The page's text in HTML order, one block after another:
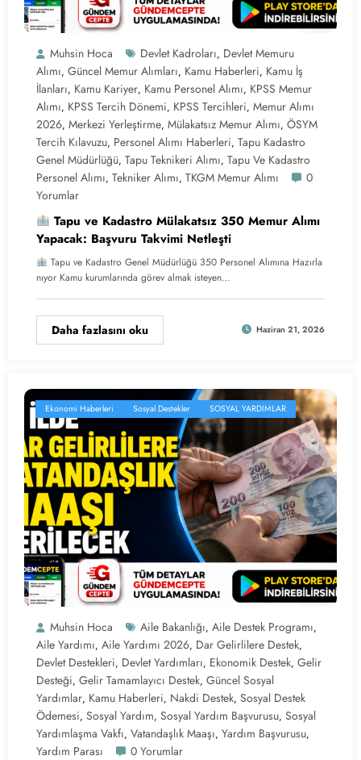
Muhsin Hoca Devlet Kadroları, Devlet Memuru
Alımı, Güncel Memur Alımları, Kamu Haberleri, Kamu İş
İlanları, Kamu Kariyer, Kamu Personel Alımı, KPSS Memur
Alımı, KPSS Tercih Dönemi, KPSS Tercihleri, Memur Alımı
2026, Merkezi Yerleştirme, Mülakatsız Memur Alımı, ÖSYM
Tercih Kılavuzu, Personel Alımı Haberleri, Tapu Kadastro
Genel Müdürlüğü, Tapu Teknikeri Alımı, Tapu Ve Kadastro
Personel Alımı, Tekniker Alımı, TKGM Memur Alımı
0
Yorumlar
Tapu ve Kadastro Mülakatsız 350 Memur Alımı
Yapacak: Başvuru Takvimi Netleşti
Tapu ve Kadastro Genel Müdürlüğü 350 Personel Alımına Hazırla
nıyor Kamu kurumlarında görev almak isteyen…
Daha fazlasını oku Haziran 21, 2026
Ekonomi Haberleri Sosyal Destekler SOSYAL YARDIMLAR
Muhsin Hoca Aile Bakanlığı, Aile Destek Programı,
Aile Yardımı, Aile Yardımı 2026, Dar Gelirlilere Destek,
Devlet Destekleri, Devlet Yardımları, Ekonomik Destek, Gelir
Desteği, Gelir Tamamlayıcı Destek, Güncel Sosyal
Yardımlar, Kamu Haberleri, Nakdi Destek, Sosyal Destek
Ödemesi, Sosyal Yardım, Sosyal Yardım Başvurusu, Sosyal
Yardımlaşma Vakfı, Vatandaşlık Maaşı, Yardım Başvurusu,
Yardım Parası 0 Yorumlar